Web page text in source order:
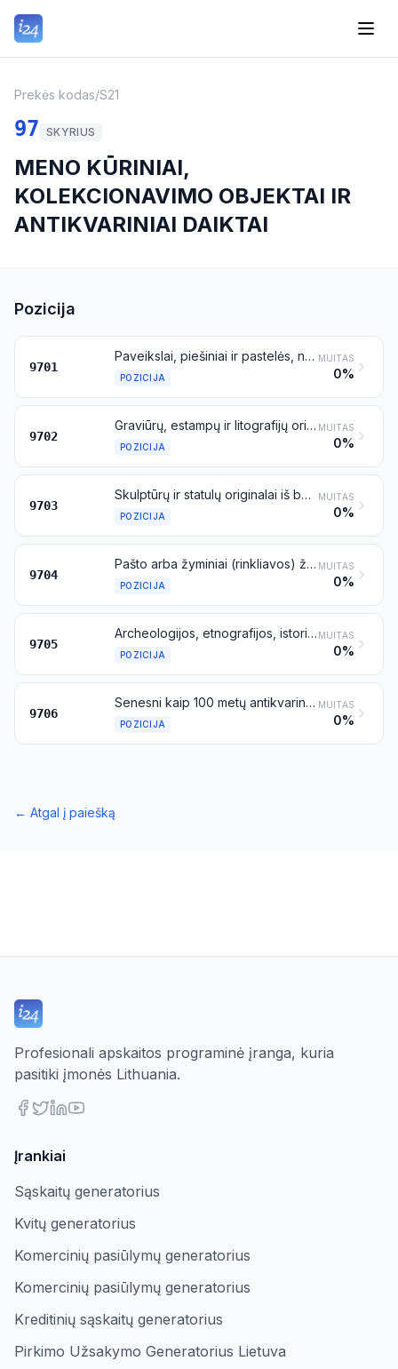
Prekės kodas/S21
97 SKYRIUS
MENO KŪRINIAI,
KOLEKCIONAVIMO OBJEKTAI IR
ANTIKVARINIAI DAIKTAI
Pozicija
9701
Paveikslai, piešiniai ir pastelės, nupiešti tik ranka, išskyrus piešinius ir brėžinius, priskiriamus 4906 pozicijai, ir pramonės gaminius, tapytus arba dekoruotus ranka; koliažai, mozaikos ir panašios dekoratyvinės plaketės
POZICIJA
MUITAS
0%
9702
Graviūrų, estampų ir litografijų originalai
POZICIJA
MUITAS
0%
9703
Skulptūrų ir statulų originalai iš bet kurių medžiagų
POZICIJA
MUITAS
0%
9704
Pašto arba žyminiai (rinkliavos) ženklai, siuntmenos, pažymėtos pašto rinkliavos antspaudais, pirmosios dienos vokai, pašto reikmenys iš popieriaus (markiruoti popieriaus dirbiniai) ir panašūs spaudiniai, naudoti arba nenaudoti, išskyrus priskiriamus 4907 pozicijai
POZICIJA
MUITAS
0%
9705
Archeologijos, etnografijos, istorijos, zoologijos, botanikos, mineralogijos, anatomijos, paleontologijos arba numizmatikos kolekcijos ir kolekcionavimo objektai
POZICIJA
MUITAS
0%
9706
Senesni kaip 100 metų antikvariniai daiktai
POZICIJA
MUITAS
0%
← Atgal į paiešką
Profesionali apskaitos programinė įranga, kuria
pasitiki įmonės Lithuania.
Įrankiai
Sąskaitų generatorius
Kvitų generatorius
Komercinių pasiūlymų generatorius
Komercinių pasiūlymų generatorius
Kreditinių sąskaitų generatorius
Pirkimo Užsakymo Generatorius Lietuva